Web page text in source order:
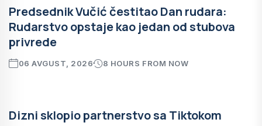
Predsednik Vučić čestitao Dan rudara:
Rudarstvo opstaje kao jedan od stubova
privrede
06 AVGUST, 2026 8 HOURS FROM NOW
Dizni sklopio partnerstvo sa Tiktokom